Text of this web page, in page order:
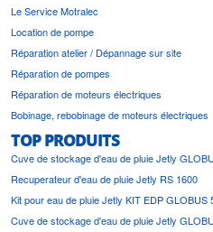
Le Service Motralec
Location de pompe
Réparation atelier / Dépannage sur site
Réparation de pompes
Réparation de moteurs électriques
Bobinage, rebobinage de moteurs électriques
TOP PRODUITS
Cuve de stockage d'eau de pluie Jetly
Recuperateur d'eau de pluie Jetly RS 1600
Kit pour eau de pluie Jetly KIT EDP GLOBUS
Cuve de stockage d'eau de pluie Jetly